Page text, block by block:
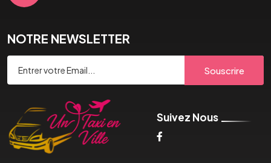
NOTRE NEWSLETTER
Souscrire
Suivez Nous